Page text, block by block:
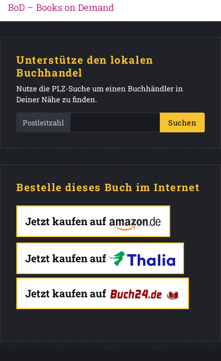
BoD – Books on Demand
Unterstütze den lokalen
Buchhandel
Nutze die PLZ-Suche um einen Buchhändler in
Deiner Nähe zu finden.
Postleitzahl Suchen
Bestelle dieses Buch im Internet
Jetzt kaufen auf
Jetzt kaufen auf
Jetzt kaufen auf